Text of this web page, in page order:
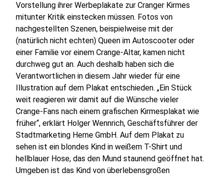
Vorstellung ihrer Werbeplakate zur Cranger Kirmes
mitunter Kritik einstecken müssen. Fotos von
nachgestellten Szenen, beispielweise mit der
(natürlich nicht echten) Queen im Autoscooter oder
einer Familie vor einem Crange-Altar, kamen nicht
durchweg gut an. Auch deshalb haben sich die
Verantwortlichen in diesem Jahr wieder für eine
Illustration auf dem Plakat entschieden. „Ein Stück
weit reagieren wir damit auf die Wünsche vieler
Crange-Fans nach einem grafischen Kirmesplakat wie
früher“, erklärt Holger Wennrich, Geschäftsführer der
Stadtmarketing Herne GmbH. Auf dem Plakat zu
sehen ist ein blondes Kind in weißem T-Shirt und
hellblauer Hose, das den Mund staunend geöffnet hat.
Umgeben ist das Kind von überlebensgroßen